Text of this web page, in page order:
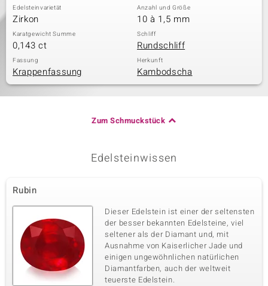
Edelsteinvarietät
Zirkon
Anzahl und Größe
10 à 1,5 mm
Karatgewicht Summe
0,143 ct
Schliff
Rundschliff
Fassung
Krappenfassung
Herkunft
Kambodscha
Zum Schmuckstück
Edelsteinwissen
Rubin
Dieser Edelstein ist einer der seltensten
der besser bekannten Edelsteine, viel
seltener als der Diamant und, mit
Ausnahme von Kaiserlicher Jade und
einigen ungewöhnlichen natürlichen
Diamantfarben, auch der weltweit
teuerste Edelstein.